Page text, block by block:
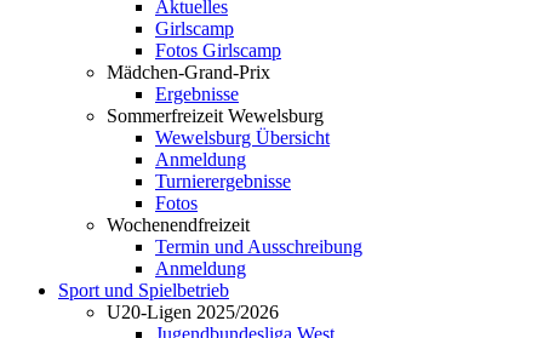
Aktuelles
Girlscamp
Fotos Girlscamp
Mädchen-Grand-Prix
Ergebnisse
Sommerfreizeit Wewelsburg
Wewelsburg Übersicht
Anmeldung
Turnierergebnisse
Fotos
Wochenendfreizeit
Termin und Ausschreibung
Anmeldung
Sport und Spielbetrieb
U20-Ligen 2025/2026
Jugendbundesliga West